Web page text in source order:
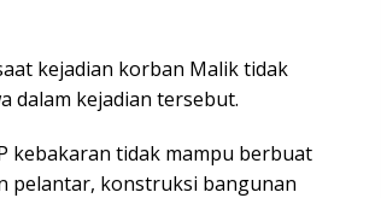
kejadian korban Malik tidak
dalam kejadian tersebut.
kebakaran tidak mampu berbuat
pelantar, konstruksi bangunan